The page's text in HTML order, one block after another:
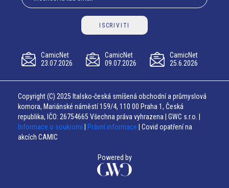
ISCRIVITI
CamicNet
23.07.2026
CamicNet
09.07.2026
CamicNet
25.6.2026
Copyright (C) 2025 Italsko-česká smíšená obchodní a průmyslová
komora, Mariánské náměstí 159/4, 110 00 Praha 1, Česká
republika, IČO: 26754665 Všechna práva vyhrazena | GWC s.r.o. |
Informace o soukromí
Právní informace | Covid opatření na
akcích CAMIC
Powered by